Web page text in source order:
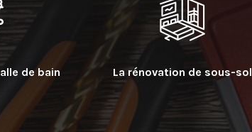
de bain La rénovation de sous-sol